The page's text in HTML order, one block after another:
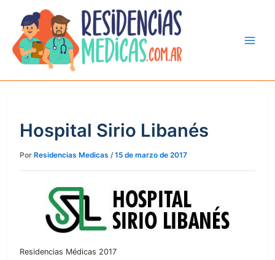
contenido
Hospital Sirio Libanés
Por Residencias Medicas /15 de marzo de 2017
Residencias Médicas 2017